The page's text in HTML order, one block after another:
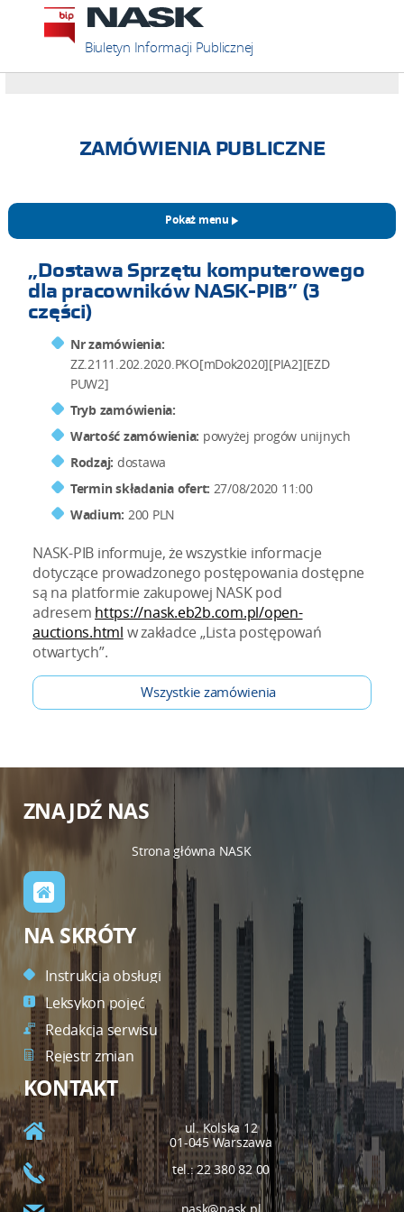
Biuletyn Informacji Publicznej
ZAMÓWIENIA PUBLICZNE
Pokaż menu
„Dostawa Sprzętu komputerowego
dla pracowników NASK-PIB” (3
części)
Nr zamówienia:
ZZ.2111.202.2020.PKO[mDok2020][PIA2][EZD
PUW2]
Tryb zamówienia:
Wartość zamówienia: powyżej progów unijnych
Rodzaj: dostawa
Termin składania ofert: 27/08/2020 11:00
Wadium: 200 PLN
NASK-PIB informuje, że wszystkie informacje
dotyczące prowadzonego postępowania dostępne
są na platformie zakupowej NASK pod
adresem https://nask.eb2b.com.pl/open-
auctions.html w zakładce „Lista postępowań
otwartych”.
Wszystkie zamówienia
ZNAJDŹ NAS
Strona główna NASK
NA SKRÓTY
Instrukcja obsługi
Leksykon pojęć
Redakcja serwisu
Rejestr zmian
KONTAKT
ul. Kolska 12
01-045 Warszawa
tel.: 22 380 82 00